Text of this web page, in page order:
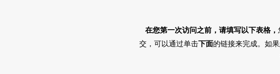
在您第一次访问之前，请填写以下表格，
交，可以通过单击下面的链接来完成。如